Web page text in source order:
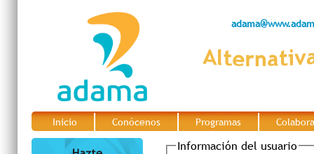
Inicio Conócenos Programas Colabora
Información del usuario